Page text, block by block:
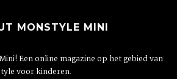
MONSTYLE MINI
Een online magazine op het gebied van
voor kinderen.